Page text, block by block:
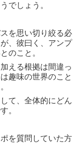
でしょう。
を思い切り絞る必
、彼曰く、アンプ
のこと。
える根拠は間違っ
趣味の世界のこと
て、全体的にどん
。
を質問していた方